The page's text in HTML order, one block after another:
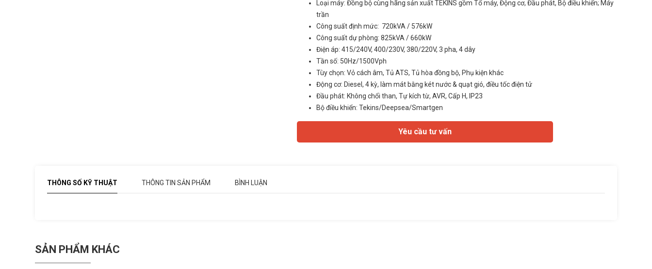
Loại máy: Đồng bộ cùng hãng sản xuất TEKINS gồm Tổ máy, Động cơ, Đầu phát, Bộ điều khiển; Máy
trần
Công suất định mức: 720kVA / 576kW
Công suất dự phòng: 825kVA / 660kW
Điện áp: 415/240V, 400/230V, 380/220V, 3 pha, 4 dây
Tần số: 50Hz/1500Vph
Tùy chọn: Vỏ cách âm, Tủ ATS, Tủ hòa đồng bộ, Phụ kiện khác
Động cơ: Diesel, 4 kỳ, làm mát bằng két nước & quạt gió, điều tốc điện tử
Đầu phát: Không chổi than, Tự kích từ, AVR, Cấp H, IP23
Bộ điều khiển: Tekins/Deepsea/Smartgen
Yêu cầu tư vấn
THÔNG SỐ KỸ THUẬT THÔNG TIN SẢN PHẨM BÌNH LUẬN
SẢN PHẨM KHÁC